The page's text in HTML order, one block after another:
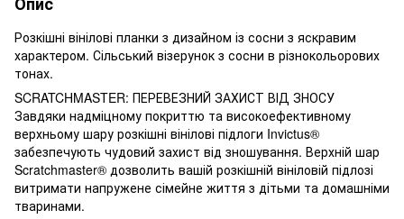
Розкішні вінілові планки з дизайном із сосни з яскравим
характером. Сільський візерунок з сосни в різнокольорових
тонах.
SCRATCHMASTER: ПЕРЕВЕЗНИЙ ЗАХИСТ ВІД ЗНОСУ
Завдяки надміцному покриттю та високоефективному
верхньому шару розкішні вінілові підлоги Invictus®
забезпечують чудовий захист від зношування. Верхній шар
Scratchmaster® дозволить вашій розкішній вініловій підлозі
витримати напружене сімейне життя з дітьми та домашніми
тваринами.